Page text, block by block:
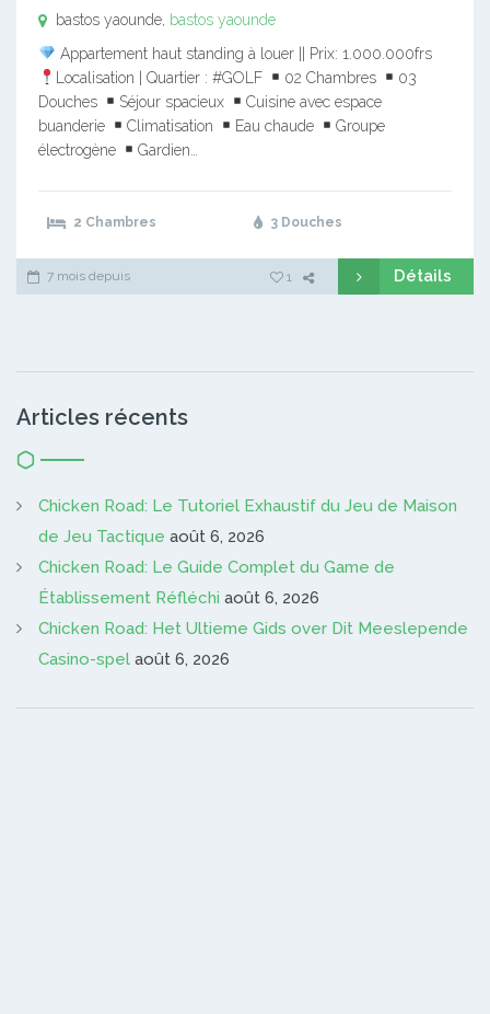
bastos yaounde, bastos yaounde
Appartement haut standing à louer || Prix: 1.000.000frs
Localisation | Quartier : #GOLF
02 Chambres
03
Douches
Séjour spacieux
Cuisine avec espace
buanderie
Climatisation Eau chaude
Groupe
électrogène
Gardien…
2 Chambres 3 Douches
7 mois depuis 1 Détails
Articles récents
Chicken Road: Le Tutoriel Exhaustif du Jeu de Maison
de Jeu Tactique août 6, 2026
Chicken Road: Le Guide Complet du Game de
Établissement Réfléchi août 6, 2026
Chicken Road: Het Ultieme Gids over Dit Meeslepende
Casino-spel août 6, 2026